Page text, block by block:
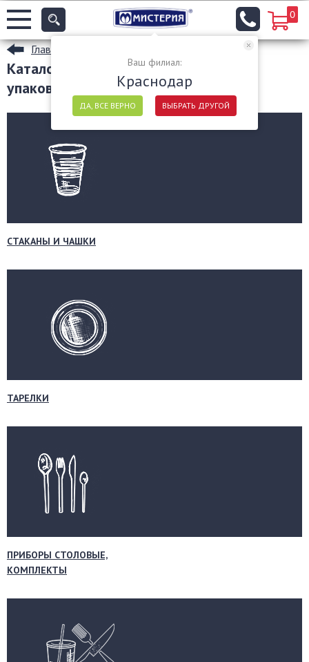
Ваш филиал:
Краснодар
ДА, ВСЕ ВЕРНО ВЫБРАТЬ ДРУГОЙ
0
Главная
Каталог одноразовой посуды и
упаковочных материалов
СТАКАНЫ И ЧАШКИ
ТАРЕЛКИ
ПРИБОРЫ СТОЛОВЫЕ,
КОМПЛЕКТЫ